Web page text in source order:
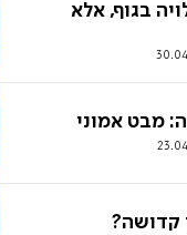
בגוף, אלא
מבט אמוני
קדושה?